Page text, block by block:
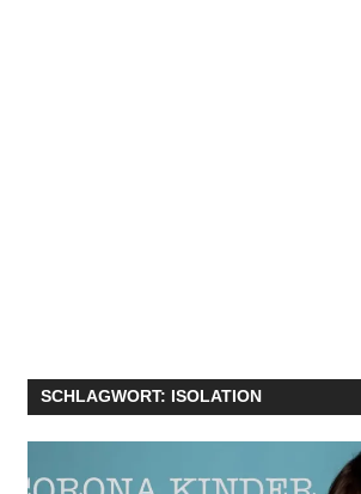
SCHLAGWORT: ISOLATION